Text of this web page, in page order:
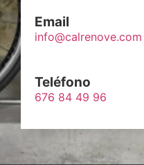
Email
info@calrenove.com
Teléfono
676 84 49 96